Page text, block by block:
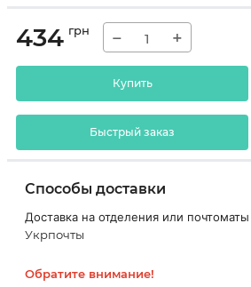
434 грн − +
Купить
Быстрый заказ
Способы доставки
Доставка на отделения или
Укрпочты
Обратите внимание!